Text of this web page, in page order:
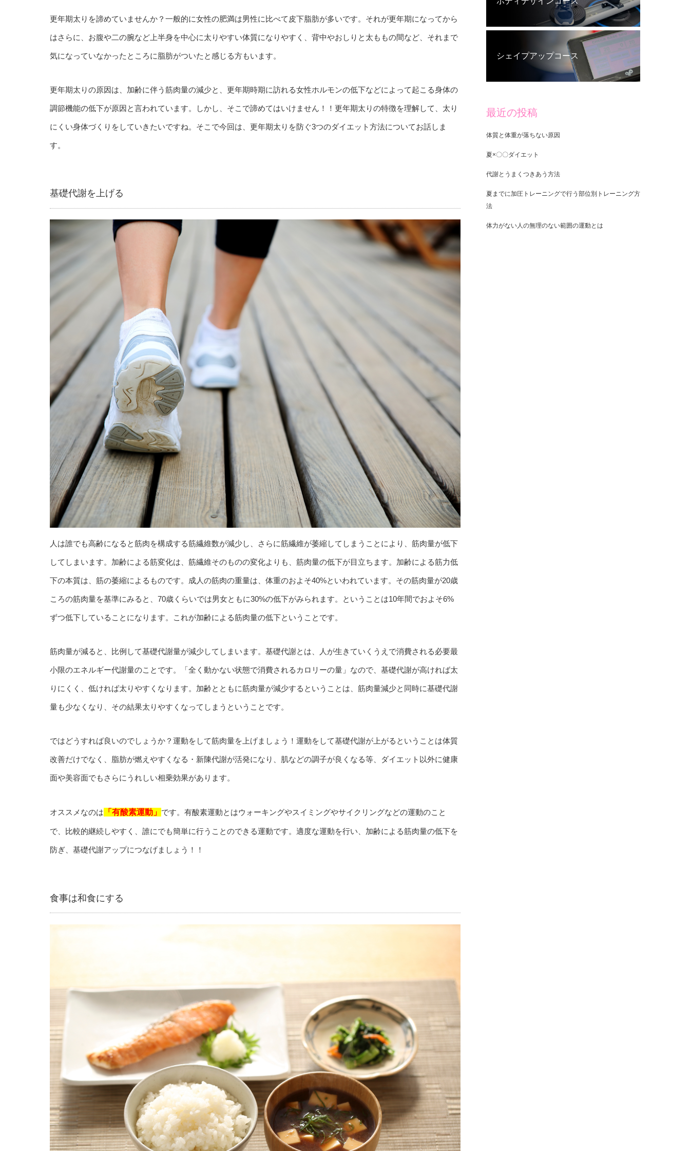
更年期太りを諦めていませんか？一般的に女性の肥満は男性に比べて皮下脂肪が多いです。それが更年期になってから
はさらに、お腹や二の腕など上半身を中心に太りやすい体質になりやすく、背中やおしりと太ももの間など、それまで
気になっていなかったところに脂肪がついたと感じる方もいます。
更年期太りの原因は、加齢に伴う筋肉量の減少と、更年期時期に訪れる女性ホルモンの低下などによって起こる身体の
調節機能の低下が原因と言われています。しかし、そこで諦めてはいけません！！更年期太りの特徴を理解して、太り
にくい身体づくりをしていきたいですね。そこで今回は、更年期太りを防ぐ3つのダイエット方法についてお話しま
す。
基礎代謝を上げる
人は誰でも高齢になると筋肉を構成する筋繊維数が減少し、さらに筋繊維が萎縮してしまうことにより、筋肉量が低下
してしまいます。加齢による筋変化は、筋繊維そのものの変化よりも、筋肉量の低下が目立ちます。加齢による筋力低
下の本質は、筋の萎縮によるものです。成人の筋肉の重量は、体重のおよそ40%といわれています。その筋肉量が20歳
ころの筋肉量を基準にみると、70歳くらいでは男女ともに30%の低下がみられます。ということは10年間でおよそ6%
ずつ低下していることになります。これが加齢による筋肉量の低下ということです。
筋肉量が減ると、比例して基礎代謝量が減少してしまいます。基礎代謝とは、人が生きていくうえで消費される必要最
小限のエネルギー代謝量のことです。「全く動かない状態で消費されるカロリーの量」なので、基礎代謝が高ければ太
りにくく、低ければ太りやすくなります。加齢とともに筋肉量が減少するということは、筋肉量減少と同時に基礎代謝
量も少なくなり、その結果太りやすくなってしまうということです。
ではどうすれば良いのでしょうか？運動をして筋肉量を上げましょう！運動をして基礎代謝が上がるということは体質
改善だけでなく、脂肪が燃えやすくなる・新陳代謝が活発になり、肌などの調子が良くなる等、ダイエット以外に健康
面や美容面でもさらにうれしい相乗効果があります。
オススメなのは 「有酸素運動」 です。有酸素運動とはウォーキングやスイミングやサイクリングなどの運動のこと
で、比較的継続しやすく、誰にでも簡単に行うことのできる運動です。適度な運動を行い、加齢による筋肉量の低下を
防ぎ、基礎代謝アップにつなげましょう！！
食事は和食にする
シェイプアップコース
最近の投稿
体質と体重が落ちない原因
夏×〇〇ダイエット
代謝とうまくつきあう方法
夏までに加圧トレーニングで行う部位別トレーニング方
法
体力がない人の無理のない範囲の運動とは